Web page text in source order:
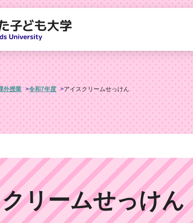
外授業 令和7年度 アイスクリームせっけん
リームせっけん